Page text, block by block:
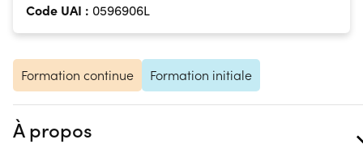
Code UAI : 0596906L
Formation continue Formation initiale
À propos